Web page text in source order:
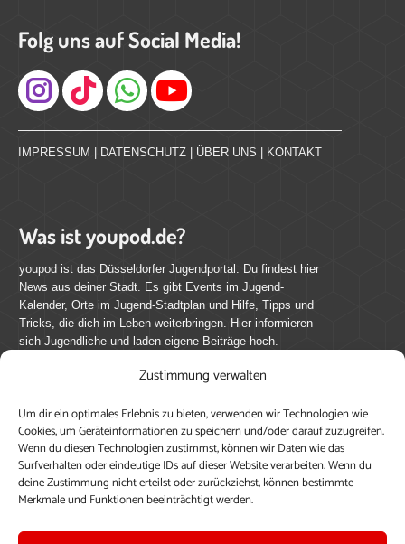
Zustimmung verwalten
Um dir ein optimales Erlebnis zu bieten, verwenden wir Technologien wie
Cookies, um Geräteinformationen zu speichern und/oder darauf zuzugreifen.
Wenn du diesen Technologien zustimmst, können wir Daten wie das
Surfverhalten oder eindeutige IDs auf dieser Website verarbeiten. Wenn du
deine Zustimmung nicht erteilst oder zurückziehst, können bestimmte
Merkmale und Funktionen beeinträchtigt werden.
Folg uns auf Social Media!
Instagram
IMPRESSUM DATENSCHUTZ ÜBER UNS KONTAKT
Was ist youpod.de?
youpod ist das Düsseldorfer Jugendportal. Du findest hier
News aus deiner Stadt. Es gibt Events im Jugend-
Kalender, Orte im Jugend-Stadtplan und Hilfe, Tipps und
Tricks, die dich im Leben weiterbringen. Hier informieren
sich Jugendliche und laden eigene Beiträge hoch.
youpod.de lebt von Menschen wie dir. Sammel
journalistische Erfahrung, teile deine Perspektive und
veröffentliche deine Beiträge auf youpod.de.Du musst
dich anmelden, um alle Funktionen nutzen zu können, ein
Profil anzulegen, eigene Beiträge hochzuladen und zu